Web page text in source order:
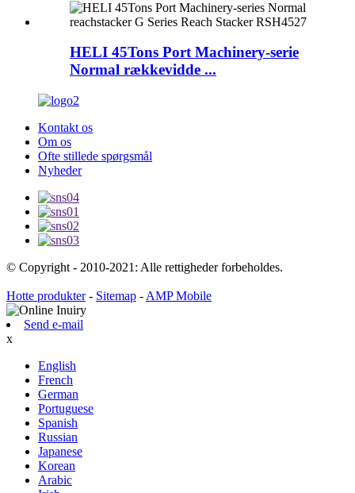
HELI 45Tons Port Machinery-serie
Normal rækkevidde ...
Kontakt os
Om os
Ofte stillede spørgsmål
Nyheder
© Copyright - 2010-2021: Alle rettigheder forbeholdes.
Hotte produkter- Sitemap - AMP Mobile
Send e-mail
x
English
French
German
Portuguese
Spanish
Russian
Japanese
Korean
Arabic